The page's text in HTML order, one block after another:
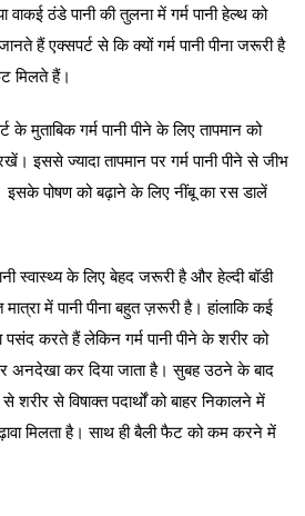
ठंडे पानी की तुलना में गर्म पानी हेल्थ को
हैं एक्सपर्ट से कि क्यों गर्म पानी पीना जरूरी है
मिलते हैं।
मुताबिक गर्म पानी पीने के लिए तापमान को
इससे ज्यादा तापमान पर गर्म पानी पीने से जीभ
पोषण को बढ़ाने के लिए नींबू का रस डालें
स्वास्थ्य के लिए बेहद जरूरी है और हेल्दी बॉडी
मात्रा में पानी पीना बहुत ज़रूरी है। हांलाकि कई
पसंद करते हैं लेकिन गर्म पानी पीने के शरीर को
अनदेखा कर दिया जाता है। सुबह उठने के बाद
शरीर से विषाक्त पदार्थों को बाहर निकालने में
मिलता है। साथ ही बैली फैट को कम करने में